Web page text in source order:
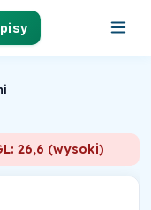
26,6 (wysoki)